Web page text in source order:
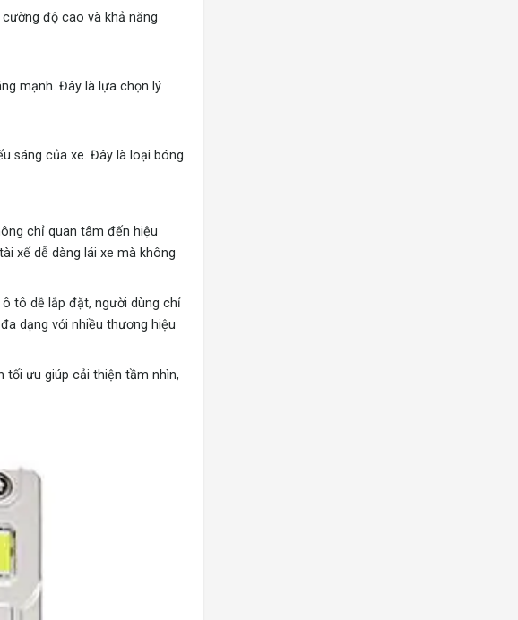
độ cao và khả năng
mạnh. Đây là lựa chọn lý
sáng của xe. Đây là loại bóng
chỉ quan tâm đến hiệu
xế dễ dàng lái xe mà không
tô dễ lắp đặt, người dùng chỉ
dạng với nhiều thương hiệu
tối ưu giúp cải thiện tầm nhìn,